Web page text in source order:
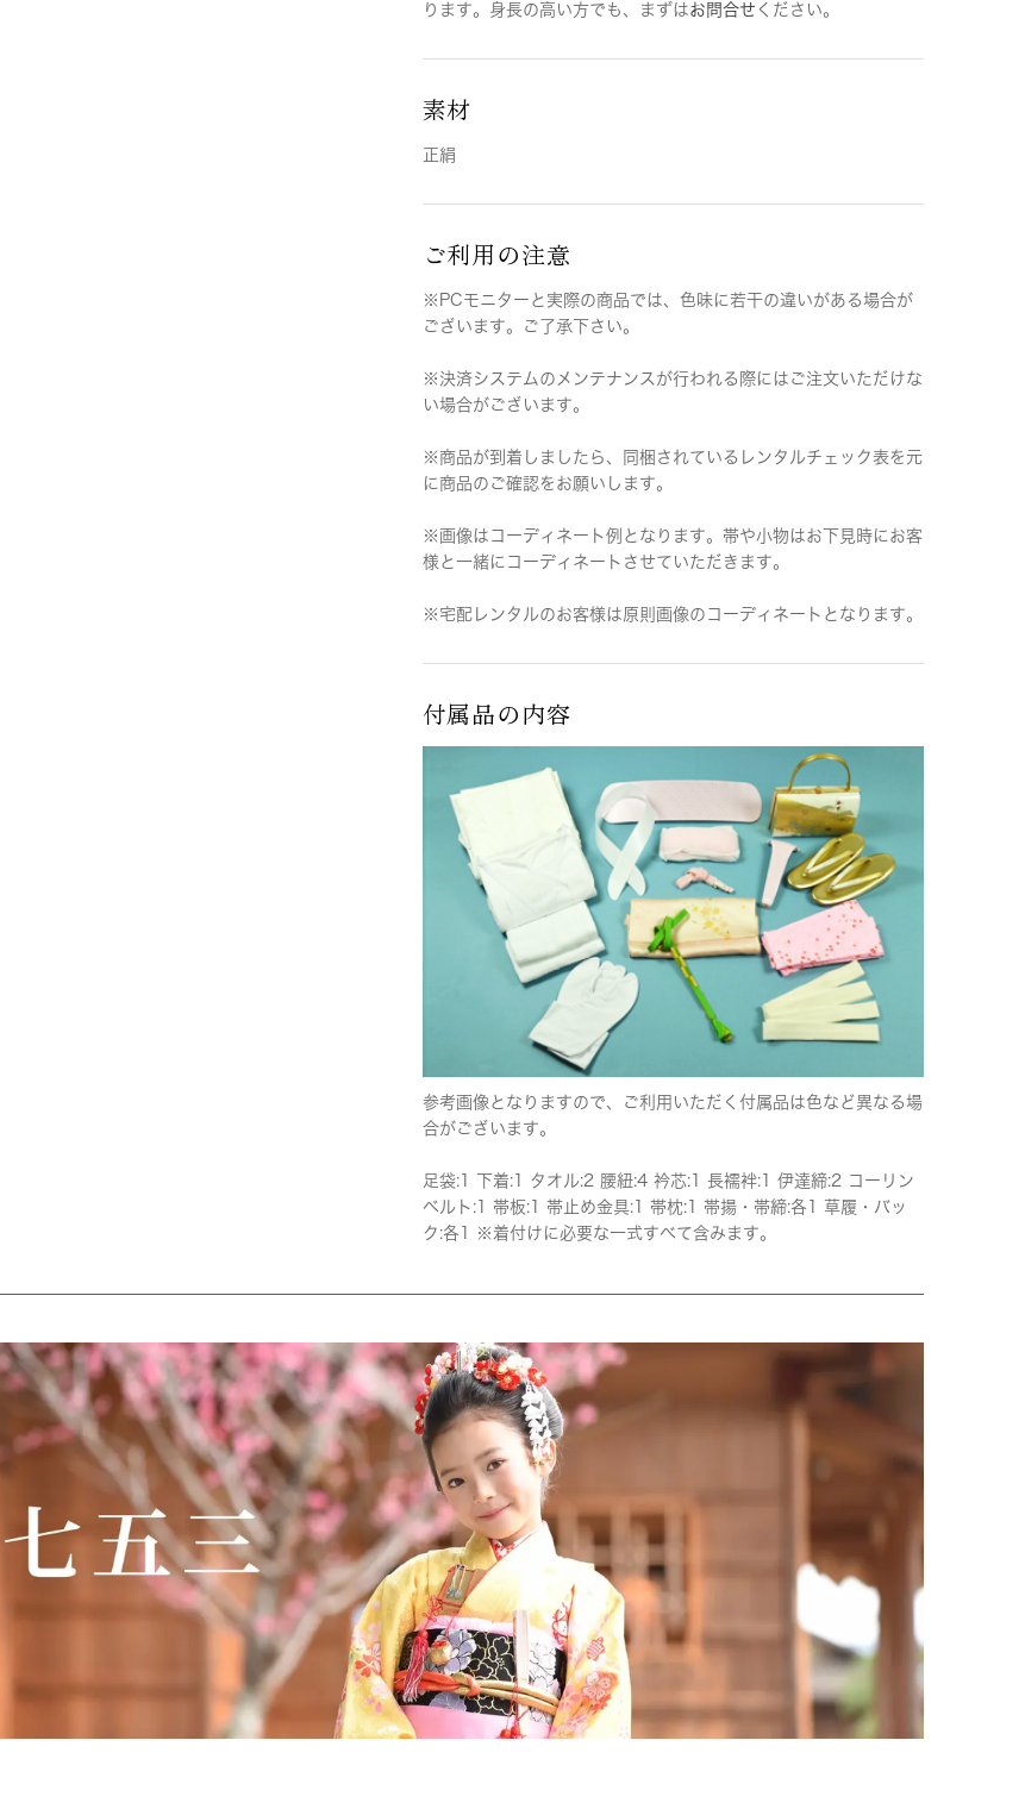
ります。身長の高い方でも、まずはお問合せ ください。
素材
正絹
ご利用の注意
※PCモニターと実際の商品では、色味に若干の違いがある場合が
ございます。ご了承下さい。
※決済システムのメンテナンスが行われる際にはご注文いただけな
い場合がございます。
※商品が到着しましたら、同梱されているレンタルチェック表を元
に商品のご確認をお願いします。
※画像はコーディネート例となります。帯や小物はお下見時にお客
様と一緒にコーディネートさせていただきます。
※宅配レンタルのお客様は原則画像のコーディネートとなります。
付属品の内容
参考画像となりますので、ご利用いただく付属品は色など異なる場
合がございます。
足袋:1 下着:1 タオル:2 腰紐:4 衿芯:1 長襦袢:1 伊達締:2 コーリン
ベルト:1 帯板:1 帯止め金具:1 帯枕:1 帯揚・帯締:各1 草履・バッ
ク:各1 ※着付けに必要な一式すべて含みます。